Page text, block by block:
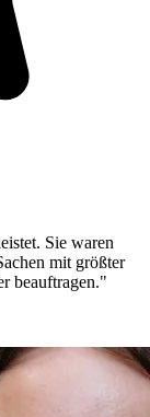
Sie waren
mit größter
beauftragen."